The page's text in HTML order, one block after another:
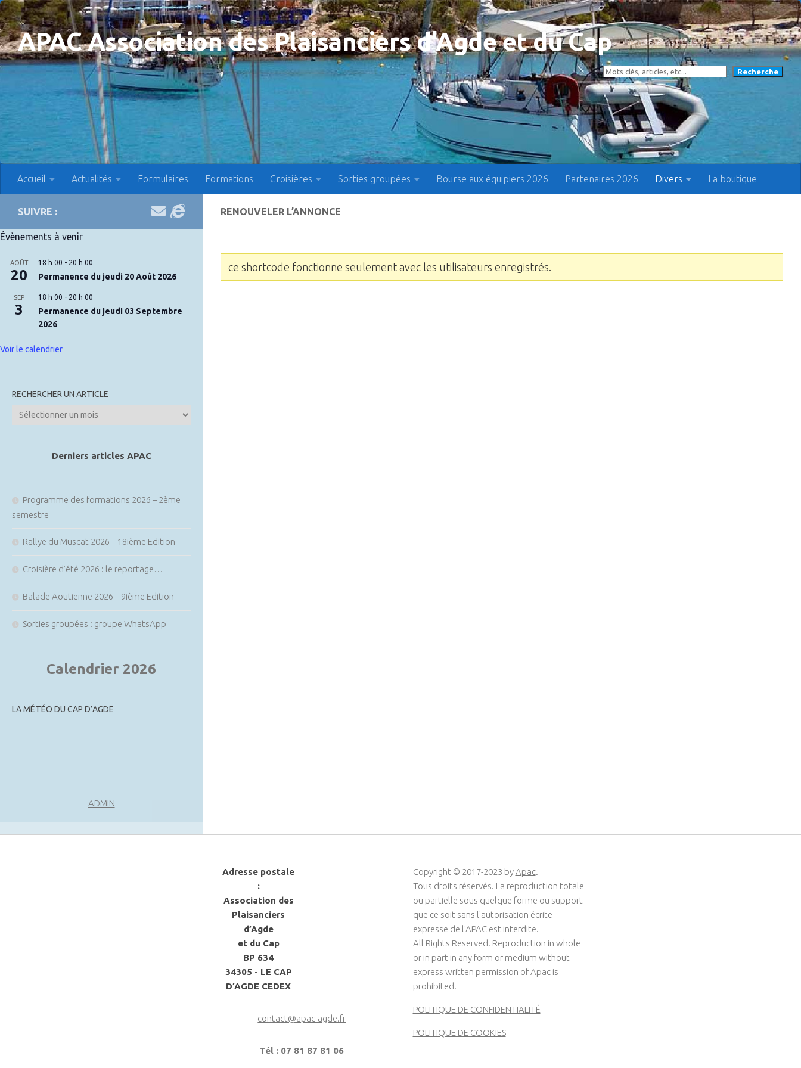
Skip to content
APAC Association des Plaisanciers d'Agde et du Cap Prenez le bon Cap !
Rechercher Recherche
Accueil Actualités Formulaires Formations Croisières Sorties groupées Bourse aux équipiers 2026 Partenaires 2026 Divers La boutique
RENOUVELER L’ANNONCE
ce shortcode fonctionne seulement avec les utilisateurs enregistrés.
SUIVRE :
Évènements à venir
AOÛT
20
18 h 00 - 20 h 00
Permanence du jeudi 20 Août 2026
SEP
3
18 h 00 - 20 h 00
Permanence du jeudi 03 Septembre
2026
Voir le calendrier
RECHERCHER UN ARTICLE
Rechercher
Derniers articles APAC
Programme des formations 2026 – 2ème
semestre
Rallye du Muscat 2026 – 18ième Edition
Croisière d’été 2026 : le reportage…
Balade Aoutienne 2026 – 9ième Edition
Sorties groupées : groupe WhatsApp
Calendrier 2026
LA MÉTÉO DU CAP D’AGDE
ADMIN
Adresse postale
:
Association des
Plaisanciers
d’Agde
et du Cap
BP 634
34305 - LE CAP
D’AGDE CEDEX
contact@apac-agde.fr
Tél : 07 81 87 81 06
Copyright © 2017-2023 byApac.
Tous droits réservés. La reproduction totale
ou partielle sous quelque forme ou support
que ce soit sans l'autorisation écrite
expresse de l'APAC est interdite.
All Rights Reserved. Reproduction in whole
or in part in any form or medium without
express written permission of Apac is
prohibited.
POLITIQUE DE CONFIDENTIALITÉ
POLITIQUE DE COOKIES